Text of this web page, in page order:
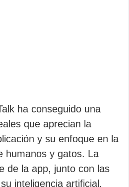
ha conseguido una
que aprecian la
y su enfoque en la
humanos y gatos. La
de la app, junto con las
inteligencia artificial,